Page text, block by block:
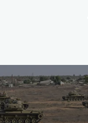
seconds
of
2
minutes,
48
seconds